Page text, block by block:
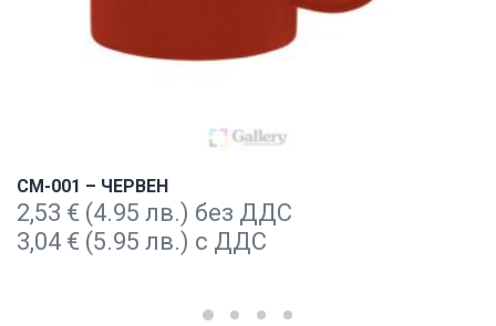
CM-001 – ЧЕРВЕН
2,53 € (4.95 лв.) без ДДС
3,04 € (5.95 лв.) с ДДС